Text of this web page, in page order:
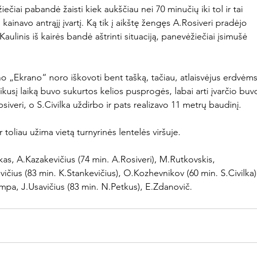
pabandė žaisti kiek aukščiau nei 70 minučių iki tol ir tai
antrąjį įvartį. Ką tik į aikštę žengęs A.Rosiveri pradėjo
iš kairės bandė aštrinti situaciją, panevėžiečiai įsimušė
„Ekrano“ noro iškovoti bent tašką, tačiau, atlaisvėjus
laiką buvo sukurtos kelios pusprogės, labai arti įvarčio
o S.Civilka uždirbo ir pats realizavo 11 metrų baudinį.
toliau užima vietą turnyrinės lentelės viršuje.
A.Kazakevičius (74 min. A.Rosiveri), M.Rutkovskis,
(83 min. K.Stankevičius), O.Kozhevnikov (60 min.
J.Usavičius (83 min. N.Petkus), E.Zdanovič.